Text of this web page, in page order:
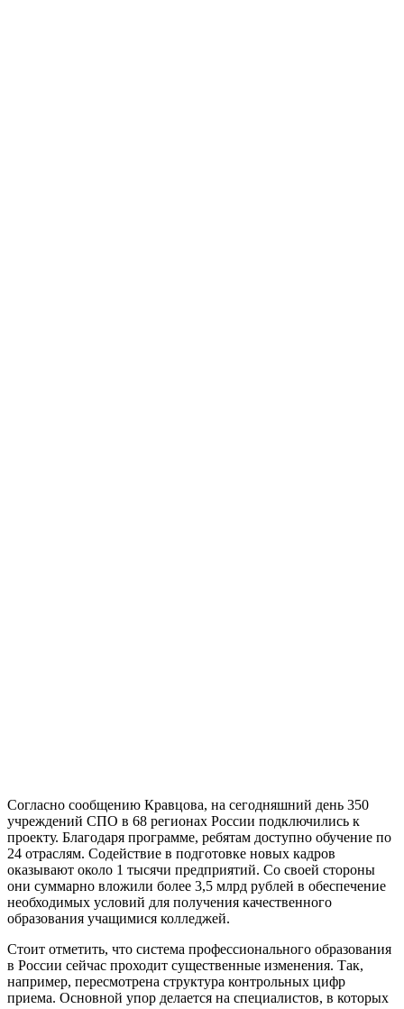
Согласно сообщению Кравцова, на сегодняшний день 350
учреждений СПО в 68 регионах России подключились к
проекту. Благодаря программе, ребятам доступно обучение по
24 отраслям. Содействие в подготовке новых кадров
оказывают около 1 тысячи предприятий. Со своей стороны
они суммарно вложили более 3,5 млрд рублей в обеспечение
необходимых условий для получения качественного
образования учащимися колледжей.
Стоит отметить, что система профессионального образования
в России сейчас проходит существенные изменения. Так,
например, пересмотрена структура контрольных цифр
приема. Основной упор делается на специалистов, в которых